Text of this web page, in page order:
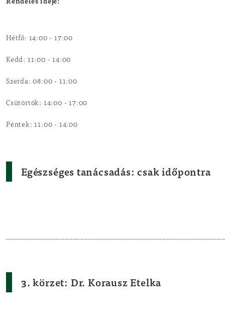
Hétfő: 14:00 - 17:00
Kedd: 11:00 - 14:00
Szerda: 08:00 - 11:00
Csütörtök: 14:00 - 17:00
Péntek:11:00 - 14:00
Egészséges tanácsadás: csak időpontra
3. körzet: Dr. Korausz Etelka